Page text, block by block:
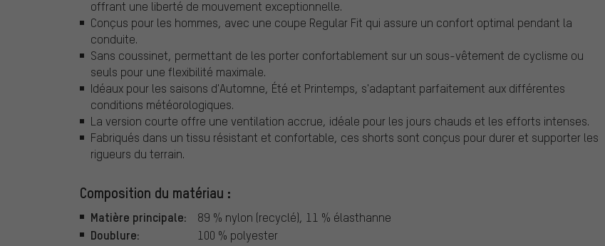
offrant une liberté de mouvement exceptionnelle.
Conçus pour les hommes, avec une coupe Regular Fit qui assure un confort optimal pendant la
conduite.
Sans coussinet, permettant de les porter confortablement sur un sous-vêtement de cyclisme ou
seuls pour une flexibilité maximale.
Idéaux pour les saisons d'Automne, Été et Printemps, s'adaptant parfaitement aux différentes
conditions météorologiques.
La version courte offre une ventilation accrue, idéale pour les jours chauds et les efforts intenses.
Fabriqués dans un tissu résistant et confortable, ces shorts sont conçus pour durer et supporter les
rigueurs du terrain.
Composition du matériau :
Matière principale: 89 % nylon (recyclé), 11 % élasthanne
Doublure: 100 % polyester